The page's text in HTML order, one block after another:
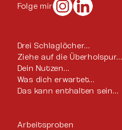
Folge mir
Drei Schlaglöcher…
Ziehe auf die Überholspur…
Dein Nutzen…
Was dich erwartet…
Das kann enthalten sein…
Arbeitsproben